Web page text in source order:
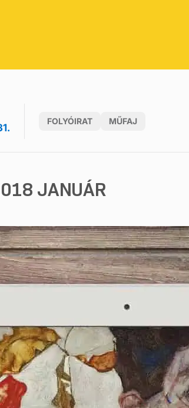
FOLYÓIRAT MŰFAJ
JANUÁR